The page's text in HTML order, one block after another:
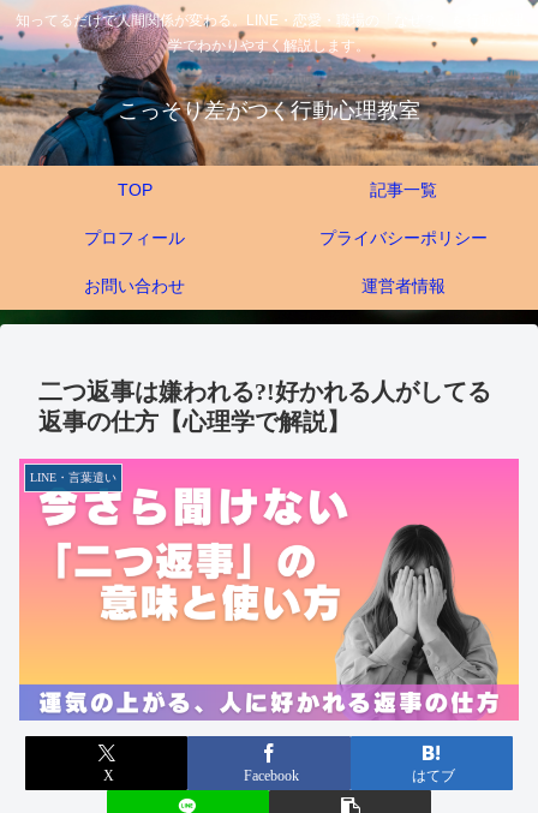
知ってるだけで人間関係が変わる。LINE・恋愛・職場の「なぜ？」を行動心理
学でわかりやすく解説します。
こっそり差がつく行動心理教室
TOP 記事一覧
プロフィール プライバシーポリシー
お問い合わせ 運営者情報
二つ返事は嫌われる?!好かれる人がしてる
返事の仕方【心理学で解説】
LINE・言葉遣い
X Facebook はてブ